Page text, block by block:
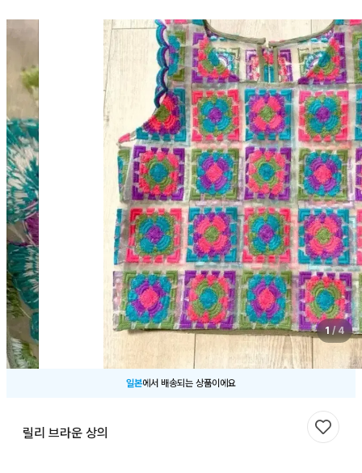
1/4
일본에서 배송되는 상품이에요
릴리 브라운 상의 찜하기